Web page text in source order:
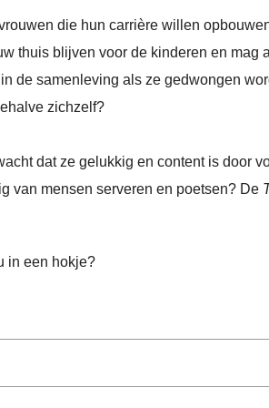
die hun carrière willen
thuis blijven voor de kinderen en
de samenleving als ze gedwongen
zichzelf?
dat ze gelukkig en content is door
van mensen serveren en poetsen? De
in een hokje?